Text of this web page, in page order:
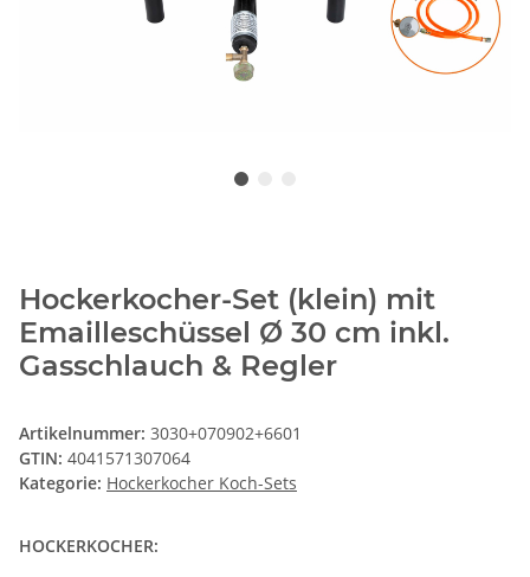
Hockerkocher-Set (klein) mit
Emailleschüssel Ø 30 cm inkl.
Gasschlauch & Regler
Artikelnummer: 3030+070902+6601
GTIN: 4041571307064
Kategorie: Hockerkocher Koch-Sets
HOCKERKOCHER: